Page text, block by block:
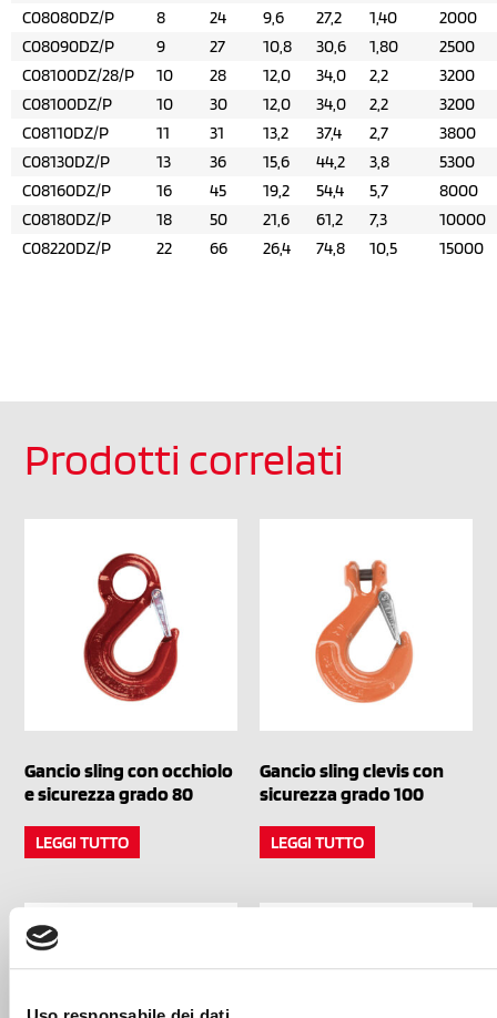
C08080DZ/P
8 24 9,6 27,2 1,40
2000
C08090DZ/P
9 27 10,8 30,6 1,80
2500
C08100DZ/28/P
10 28 12,0 34,0 2,2
3200
C08100DZ/P
10 30 12,0 34,0 2,2
3200
C08110DZ/P
11 31 13,2 37,4 2,7
3800
C08130DZ/P
13 36 15,6 44,2 3,8
5300
C08160DZ/P
16 45 19,2 54,4 5,7
8000
C08180DZ/P
18 50 21,6 61,2 7,3
10000
C08220DZ/P
22 66 26,4 74,8 10,5 15000
Prodotti correlati
Gancio sling con occhiolo
e sicurezza grado 80
LEGGI TUTTO
Gancio sling clevis con
sicurezza grado 100
LEGGI TUTTO